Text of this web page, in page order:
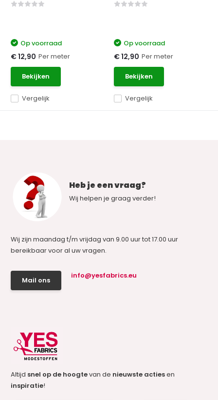
Vergelijk
Op voorraad
€ 12,90 Per meter
Bekijken
Vergelijk
Op voorraad
€ 12,90 Per meter
Bekijken
Heb je een vraag?
Wij helpen je graag verder!
Wij zijn maandag t/m vrijdag van 9.00 uur tot 17.00 uur
bereikbaar voor al uw vragen.
Mail ons
info@yesfabrics.eu
Altijd snel op de hoogtevan de nieuwste actiesen
inspiratie!